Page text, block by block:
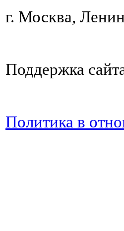
г. Москва,
Поддержка
Политика в